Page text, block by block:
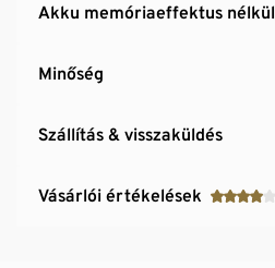
Akku memóriaeffektus nélkül
Minőség
Szállítás & visszaküldés
Vásárlói értékelések